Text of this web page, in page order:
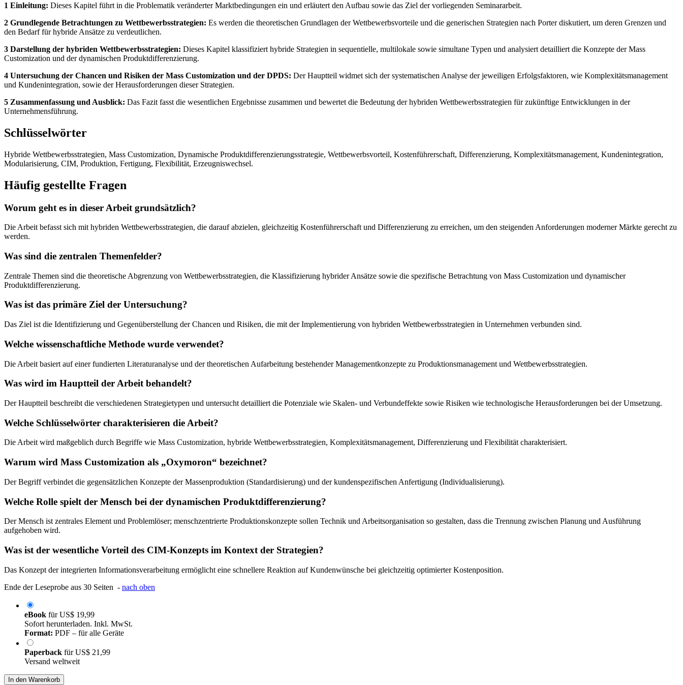
1 Einleitung: Dieses Kapitel führt in die Problematik veränderter Marktbedingungen ein und erläutert den Aufbau sowie das Ziel der vorliegenden Seminararbeit.
2 Grundlegende Betrachtungen zu Wettbewerbsstrategien: Es werden die theoretischen Grundlagen der Wettbewerbsvorteile und die generischen Strategien nach Porter diskutiert, um deren Grenzen und
den Bedarf für hybride Ansätze zu verdeutlichen.
3 Darstellung der hybriden Wettbewerbsstrategien: Dieses Kapitel klassifiziert hybride Strategien in sequentielle, multilokale sowie simultane Typen und analysiert detailliert die Konzepte der Mass
Customization und der dynamischen Produktdifferenzierung.
4 Untersuchung der Chancen und Risiken der Mass Customization und der DPDS: Der Hauptteil widmet sich der systematischen Analyse der jeweiligen Erfolgsfaktoren, wie Komplexitätsmanagement
und Kundenintegration, sowie der Herausforderungen dieser Strategien.
5 Zusammenfassung und Ausblick: Das Fazit fasst die wesentlichen Ergebnisse zusammen und bewertet die Bedeutung der hybriden Wettbewerbsstrategien für zukünftige Entwicklungen in der
Unternehmensführung.
Schlüsselwörter
Hybride Wettbewerbsstrategien, Mass Customization, Dynamische Produktdifferenzierungsstrategie, Wettbewerbsvorteil, Kostenführerschaft, Differenzierung, Komplexitätsmanagement, Kundenintegration,
Modularisierung, CIM, Produktion, Fertigung, Flexibilität, Erzeugniswechsel.
Häufig gestellte Fragen
Worum geht es in dieser Arbeit grundsätzlich?
Die Arbeit befasst sich mit hybriden Wettbewerbsstrategien, die darauf abzielen, gleichzeitig Kostenführerschaft und Differenzierung zu erreichen, um den steigenden Anforderungen moderner Märkte gerecht zu
werden.
Was sind die zentralen Themenfelder?
Zentrale Themen sind die theoretische Abgrenzung von Wettbewerbsstrategien, die Klassifizierung hybrider Ansätze sowie die spezifische Betrachtung von Mass Customization und dynamischer
Produktdifferenzierung.
Was ist das primäre Ziel der Untersuchung?
Das Ziel ist die Identifizierung und Gegenüberstellung der Chancen und Risiken, die mit der Implementierung von hybriden Wettbewerbsstrategien in Unternehmen verbunden sind.
Welche wissenschaftliche Methode wurde verwendet?
Die Arbeit basiert auf einer fundierten Literaturanalyse und der theoretischen Aufarbeitung bestehender Managementkonzepte zu Produktionsmanagement und Wettbewerbsstrategien.
Was wird im Hauptteil der Arbeit behandelt?
Der Hauptteil beschreibt die verschiedenen Strategietypen und untersucht detailliert die Potenziale wie Skalen- und Verbundeffekte sowie Risiken wie technologische Herausforderungen bei der Umsetzung.
Welche Schlüsselwörter charakterisieren die Arbeit?
Die Arbeit wird maßgeblich durch Begriffe wie Mass Customization, hybride Wettbewerbsstrategien, Komplexitätsmanagement, Differenzierung und Flexibilität charakterisiert.
Warum wird Mass Customization als „Oxymoron“ bezeichnet?
Der Begriff verbindet die gegensätzlichen Konzepte der Massenproduktion (Standardisierung) und der kundenspezifischen Anfertigung (Individualisierung).
Welche Rolle spielt der Mensch bei der dynamischen Produktdifferenzierung?
Der Mensch ist zentrales Element und Problemlöser; menschzentrierte Produktionskonzepte sollen Technik und Arbeitsorganisation so gestalten, dass die Trennung zwischen Planung und Ausführung
aufgehoben wird.
Was ist der wesentliche Vorteil des CIM-Konzepts im Kontext der Strategien?
Das Konzept der integrierten Informationsverarbeitung ermöglicht eine schnellere Reaktion auf Kundenwünsche bei gleichzeitig optimierter Kostenposition.
Ende der Leseprobe aus 30 Seiten - nach oben
eBook fürUS$ 19,99
Sofort herunterladen. Inkl. MwSt.
Format: PDF – für alle Geräte
Paperback fürUS$ 21,99
Versand weltweit
In den Warenkorb